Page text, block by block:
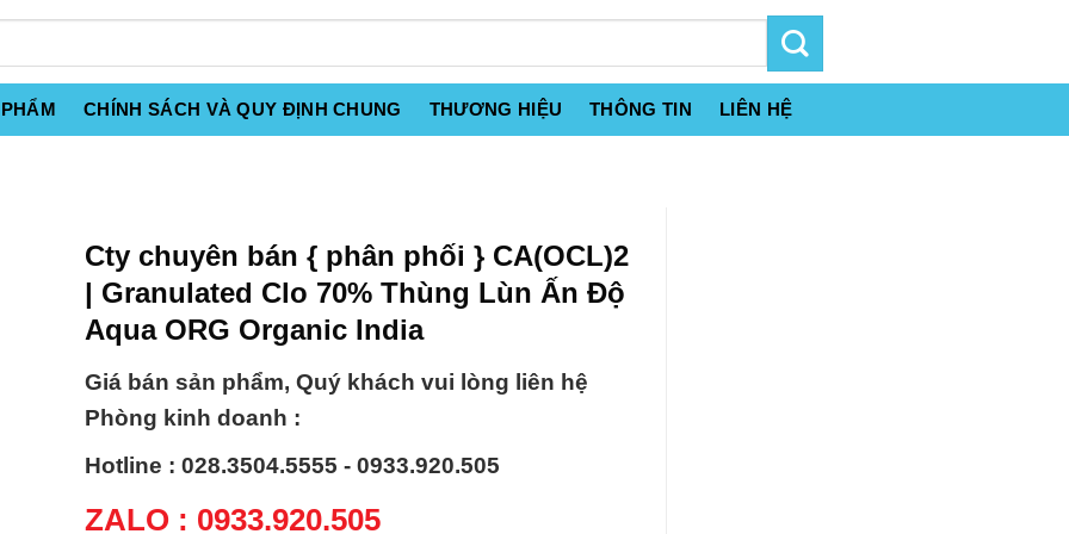
CHÍNH SÁCH VÀ QUY ĐỊNH CHUNG THƯƠNG HIỆU THÔNG TIN LIÊN HỆ
Cty chuyên bán { phân phối } CA(OCL)2
| Granulated Clo 70% Thùng Lùn Ấn Độ
Aqua ORG Organic India
Giá bán sản phẩm, Quý khách vui lòng liên hệ
Phòng kinh doanh :
Hotline : 028.3504.5555 - 0933.920.505
ZALO : 0933.920.505